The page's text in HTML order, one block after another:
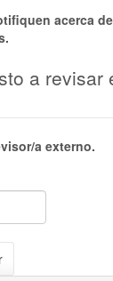
a revisar
a externo.